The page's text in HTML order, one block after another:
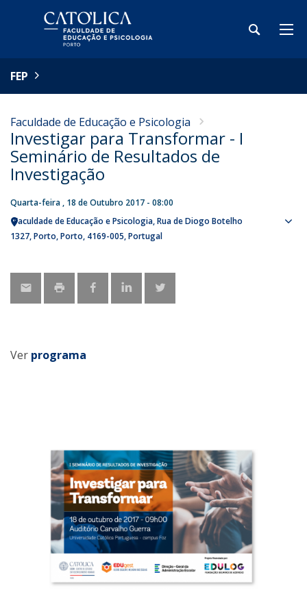
FEP
Faculdade de Educação e Psicologia
Investigar para Transformar - I
Seminário de Resultados de
Investigação
Quarta-feira , 18 de Outubro 2017 - 08:00
Faculdade de Educação e Psicologia Rua de Diogo Botelho
1327 Porto Porto 4169-005 Portugal
Ver programa